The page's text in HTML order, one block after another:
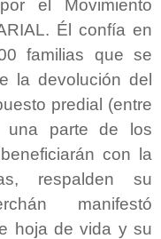
el Movimiento
Él confía en
familias que se
la devolución del
predial (entre
una parte de los
con la
respalden su
manifestó
hoja de vida y su